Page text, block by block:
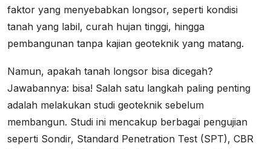
faktor yang menyebabkan longsor, seperti kondisi
tanah yang labil, curah hujan tinggi, hingga
pembangunan tanpa kajian geoteknik yang matang.
Namun, apakah tanah longsor bisa dicegah?
Jawabannya: bisa! Salah satu langkah paling penting
adalah melakukan studi geoteknik sebelum
membangun. Studi ini mencakup berbagai pengujian
seperti Sondir, Standard Penetration Test (SPT), CBR